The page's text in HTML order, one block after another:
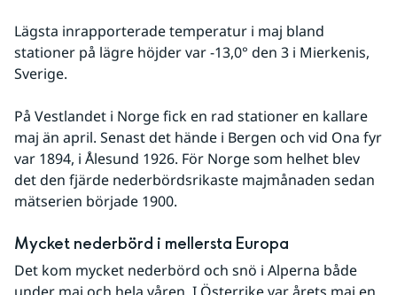
Lägsta inrapporterade temperatur i maj bland
stationer på lägre höjder var -13,0° den 3 i Mierkenis,
Sverige.
På Vestlandet i Norge fick en rad stationer en kallare
maj än april. Senast det hände i Bergen och vid Ona fyr
var 1894, i Ålesund 1926. För Norge som helhet blev
det den fjärde nederbördsrikaste majmånaden sedan
mätserien började 1900.
Mycket nederbörd i mellersta Europa
Det kom mycket nederbörd och snö i Alperna både